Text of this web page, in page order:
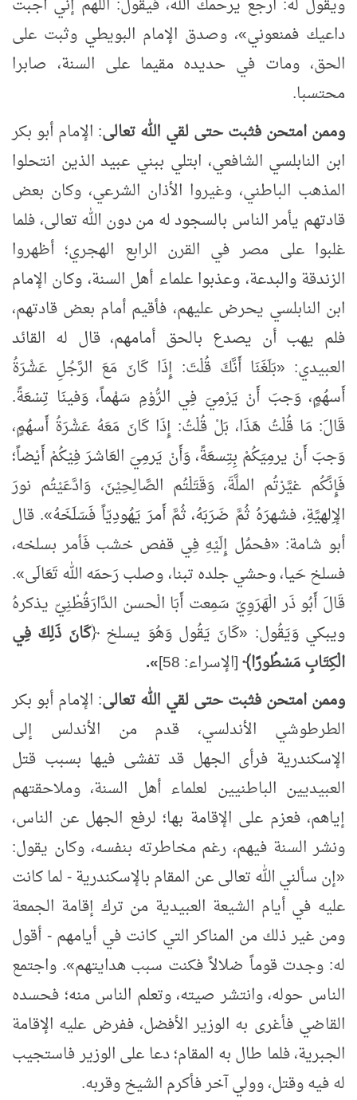
داعيك فمنعوني»، وصدق الإمام البويطي وثبت على
الحق، ومات في حديده مقيما على السنة، صابرا
محتسبا.
وممن امتحن فثبت حتى لقي الله تعالى: الإمام أبو بكر
ابن النابلسي الشافعي، ابتلي ببني عبيد الذين انتحلوا
المذهب الباطني، وغيروا الأذان الشرعي، وكان بعض
قادتهم يأمر الناس بالسجود له من دون الله تعالى، فلما
غلبوا على مصر في القرن الرابع الهجري؛ أظهروا
الزندقة والبدعة، وعذبوا علماء أهل السنة، وكان الإمام
ابن النابلسي يحرض عليهم، فأقيم أمام بعض قادتهم،
فلم يهب أن يصدع بالحق أمامهم، قال له القائد
العبيدي: «بَلَغَنَا أَنَّكَ قُلْتَ: إِذَا كَانَ مَعَ الرَّجُلِ عَشْرَةُ
أَسهُمٍ، وَجبَ أَنْ يَرْمِيَ فِي الرُّوْمِ سَهْماً، وَفينَا تِسْعَةً.
قَالَ: مَا قُلْتُ هَذَا، بَلْ قُلْتُ: إِذَا كَانَ مَعَهُ عَشْرَةُ أَسهُمٍ،
وَجبَ أَنْ يرمِيَكُمْ بِتِسعَةً، وَأَنْ يَرمِيَ العَاشرَ فِيْكُمْ أَيْضاً؛
فَإِنَّكُم غيَّرْتُم الملَّةَ، وَقَتَلْتُم الصَّالِحِيْنَ، وَادَّعَيْتُم نورَ
الإِلهيَّةِ، فشهرَهُ ثُمَّ ضَرَبَهُ، ثُمَّ أَمرَ يَهُودِيّاً فَسَلَخَهُ». قال
أبو شامة: «فحمُل إِلَيْهِ فِي قفص خشب فَأمر بسلخه،
فسلخ حَيا، وحشي جلده تبنا، وصلب رَحمَه الله تَعَالَى»
.
قَالَ أَبُو ذَر الْهَرَوِيّ سَمِعت أَبَا الْحسن الدَّارَقُطْنِيّ يذكرهُ
ويبكي وَيَقُول: «كَانَ يَقُول وَهُوَ يسلخ ﴿كَانَ ذَلِكَ فِي
الْكِتَابِ مَسْطُورًا﴾[الإسراء: 58] »
.
وممن امتحن فثبت حتى لقي الله تعالى: الإمام أبو بكر
الطرطوشي الأندلسي، قدم من الأندلس إلى
الإسكندرية فرأى الجهل قد تفشى فيها بسبب قتل
العبيديين الباطنيين لعلماء أهل السنة، وملاحقتهم
إياهم، فعزم على الإقامة بها؛ لرفع الجهل عن الناس،
ونشر السنة فيهم، رغم مخاطرته بنفسه، وكان يقول:
«إن سألني الله تعالى عن المقام بالإسكندرية - لما كانت
عليه في أيام الشيعة العبيدية من ترك إقامة الجمعة
ومن غير ذلك من المناكر التي كانت في أيامهم - أقول
له: وجدت قوماً ضلالاً فكنت سبب هدايتهم». واجتمع
الناس حوله، وانتشر صيته، وتعلم الناس منه؛ فحسده
القاضي فأغرى به الوزير الأفضل، ففرض عليه الإقامة
الجبرية، فلما طال به المقام؛ دعا على الوزير فاستجيب
له فيه وقتل، وولي آخر فأكرم الشيخ وقربه.